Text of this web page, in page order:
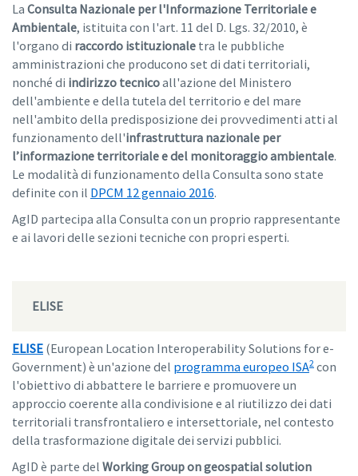
La Consulta Nazionale per l'Informazione Territoriale e
Ambientale, istituita con l'art. 11 del D. Lgs. 32/2010, è
l'organo di raccordo istituzionale tra le pubbliche
amministrazioni che producono set di dati territoriali,
nonché di indirizzo tecnicoall'azione del Ministero
dell'ambiente e della tutela del territorio e del mare
nell'ambito della predisposizione dei provvedimenti atti al
funzionamento dell'infrastruttura nazionale per
l’informazione territoriale e del monitoraggio ambientale.
Le modalità di funzionamento della Consulta sono state
definite con il DPCM 12 gennaio 2016.
AgID partecipa alla Consulta con un proprio rappresentante
e ai lavori delle sezioni tecniche con propri esperti.
ELISE
ELISE (European Location Interoperability Solutions for e-
Government) è un'azione del programma europeo ISA2 con
l'obiettivo di abbattere le barriere e promuovere un
approccio coerente alla condivisione e al riutilizzo dei dati
territoriali transfrontaliero e intersettoriale, nel contesto
della trasformazione digitale dei servizi pubblici.
AgID è parte del Working Group on geospatial solution